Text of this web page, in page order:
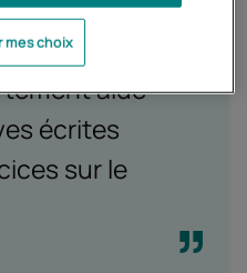
aidé
écrites
sur le
mes choix